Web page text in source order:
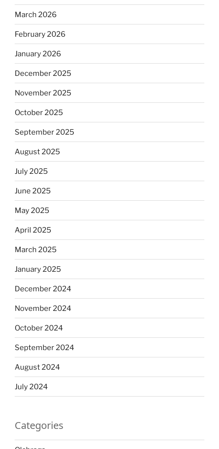
March 2026
February 2026
January 2026
December 2025
November 2025
October 2025
September 2025
August 2025
July 2025
June 2025
May 2025
April 2025
March 2025
January 2025
December 2024
November 2024
October 2024
September 2024
August 2024
July 2024
Categories